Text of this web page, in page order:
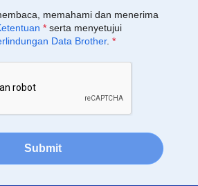
memahami dan menerima
* serta menyetujui
Data Brother. *
Submit